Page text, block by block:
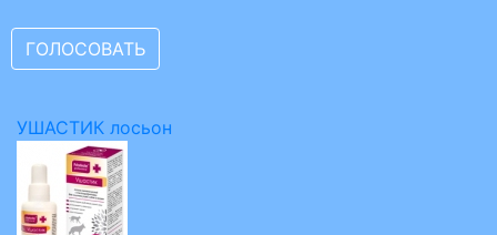
УШАСТИК лосьон